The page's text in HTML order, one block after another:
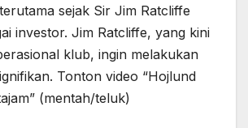
sejak Sir Jim Ratcliffe
investor. Jim Ratcliffe, yang kini
klub, ingin melakukan
Tonton video “Hojlund
(mentah/teluk)